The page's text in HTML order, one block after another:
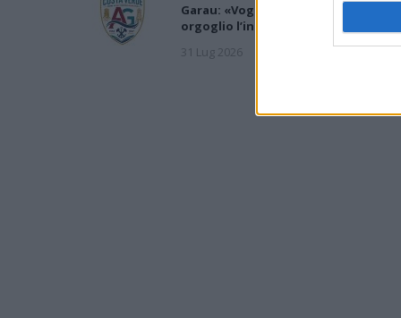
Garau: «Vogliamo rappresentare con
orgoglio l’intero territorio»
31 Lug 2026